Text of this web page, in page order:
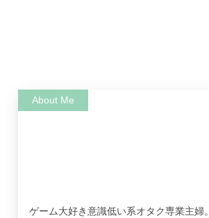
ゲーム大好き意識低い系オタク専業主婦。